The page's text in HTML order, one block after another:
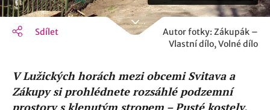
Sdílet
Autor fotky: Zákupák –
Vlastní dílo, Volné dílo
V Lužických horách mezi obcemi Svitava a
Zákupy si prohlédnete rozsáhlé podzemní
prostory s klenutým stropem – Pusté kostely.